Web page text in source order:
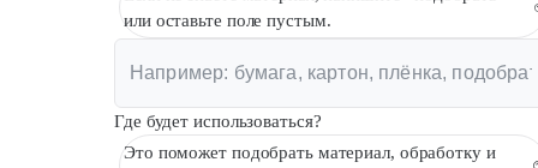
или оставьте поле пустым.
Где будет использоваться?
Это поможет подобрать материал, обработку и